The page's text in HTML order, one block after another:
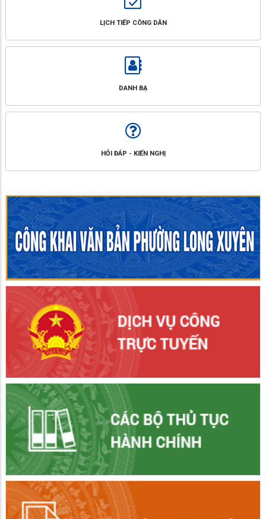
LỊCH TIẾP CÔNG DÂN
DANH BẠ
HỎI ĐÁP - KIẾN NGHỊ